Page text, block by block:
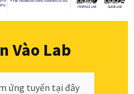
Vào Lab
ứng tuyển tại đây